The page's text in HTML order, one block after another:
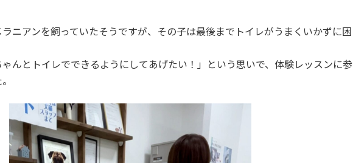
ニアンを飼っていたそうですが、その子は最後までトイレがうまくいかずに困
んとトイレでできるようにしてあげたい！」という思いで、体験レッスンに参